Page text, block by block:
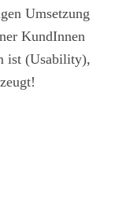
Umsetzung
KundInnen
ist (Usability),